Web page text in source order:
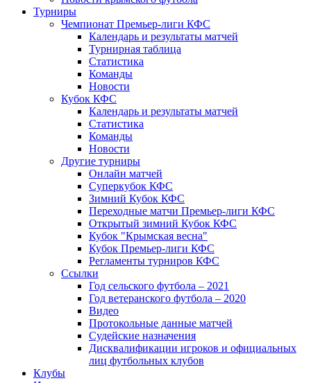
Турниры
Чемпионат Премьер-лиги КФС
Календарь и результаты матчей
Турнирная таблица
Статистика
Команды
Новости
Кубок КФС
Календарь и результаты матчей
Статистика
Команды
Новости
Другие турниры
Онлайн матчей
Суперкубок КФС
Зимний Кубок КФС
Переходные матчи Премьер-лиги КФС
Открытый зимний Кубок КФС
Кубок "Крымская весна"
Кубок Премьер-лиги КФС
Регламенты турниров КФС
Ссылки
Год сельского футбола – 2021
Год ветеранского футбола – 2020
Видео
Протокольные данные матчей
Судейские назначения
Дисквалификации игроков и официальных
лиц футбольных клубов
Клубы